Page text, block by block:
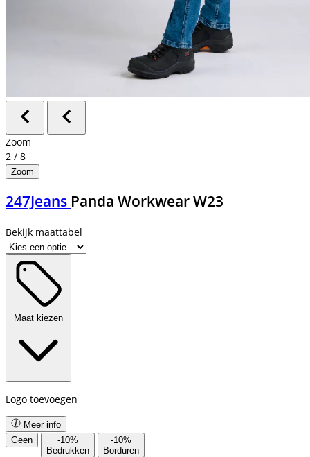
Zoom
2 / 8
Zoom
247Jeans Panda Workwear W23
Bekijk maattabel
Maat kiezen
Logo toevoegen
Meer info
Geen
-10%
Bedrukken
-10%
Borduren